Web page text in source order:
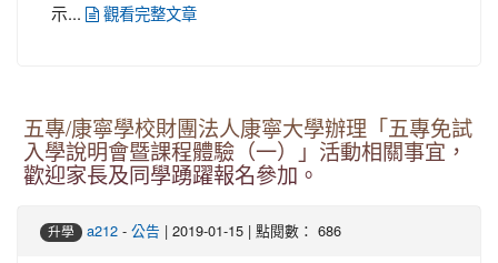
示...
觀看完整文章
五專/康寧學校財團法人康寧大學辦理「五專免試
入學說明會暨課程體驗（一）」活動相關事宜，
歡迎家長及同學踴躍報名參加。
升學 a212 - 公告 | 2019-01-15 | 點閱數： 686